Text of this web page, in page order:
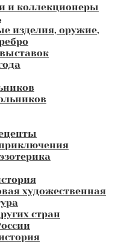
и коллекционеры
изделия, оружие,
художественная
стран